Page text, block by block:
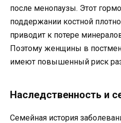
после менопаузы. Этот
поддержании костной
приводит к потере
Поэтому женщины в
имеют повышенный риск
Наследственность и
Семейная история